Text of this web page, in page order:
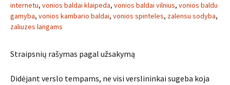
internetu, vonios baldai klaipeda, vonios baldai vilnius, vonios baldu
gamyba, vonios kambario baldai, vonios spinteles, zalensu sodyba,
zaliuzes langams
Straipsnių rašymas pagal užsakymą
Didėjant verslo tempams, ne visi verslininkai sugeba koja